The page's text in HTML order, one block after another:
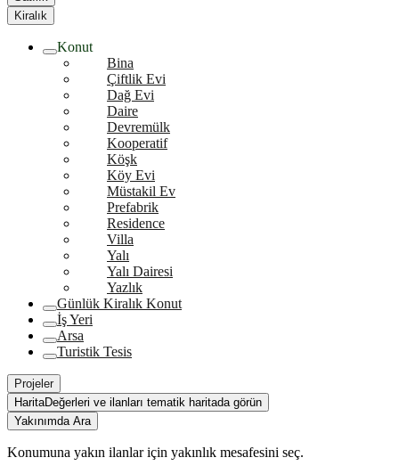
Kiralık
Konut
Bina
Çiftlik Evi
Dağ Evi
Daire
Devremülk
Kooperatif
Köşk
Köy Evi
Müstakil Ev
Prefabrik
Residence
Villa
Yalı
Yalı Dairesi
Yazlık
Günlük Kiralık Konut
İş Yeri
Arsa
Turistik Tesis
Projeler
HaritaDeğerleri ve ilanları tematik haritada görün
Yakınımda Ara
Konumuna yakın ilanlar için yakınlık mesafesini seç.